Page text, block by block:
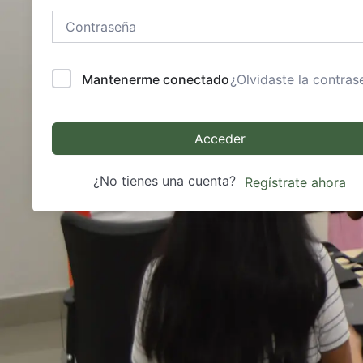
Mantenerme conectado¿Olvidaste la
Acceder
¿No tienes una cuenta? Regístrate ahora